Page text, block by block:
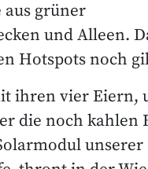
aus grüner
und Alleen.
Hotspots noch
ihren vier Eiern,
die noch kahlen
unserer